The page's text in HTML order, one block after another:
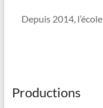
Depuis 2014,
Productions